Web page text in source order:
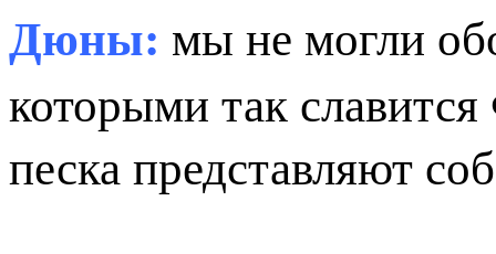
Дюны: мы не могли
которыми так
песка представляют